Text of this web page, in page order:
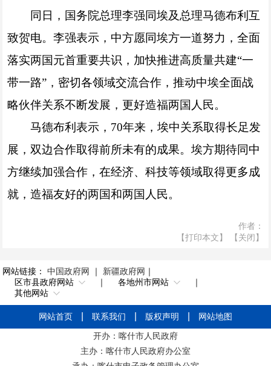
同日，国务院总理李强同埃及总理马德布利互
致贺电。李强表示，中方愿同埃方一道努力，全面
落实两国元首重要共识，加快推进高质量共建“一
带一路”，密切各领域交流合作，推动中埃全面战
略伙伴关系不断发展，更好造福两国人民。
马德布利表示，70年来，埃中关系取得长足发
展，双边合作取得前所未有的成果。埃方期待同中
方继续加强合作，在经济、科技等领域取得更多成
就，造福友好的两国和两国人民。
作者：
【打印本文】
【关闭】
网站链接： 中国政府网 ｜ 新疆政府网 ｜
区市县政府网站
｜ 各地州市网站
｜
其他网站
网站首页 联系我们 版权声明
网站地图
开办：喀什市人民政府
主办：喀什市人民政府办公室